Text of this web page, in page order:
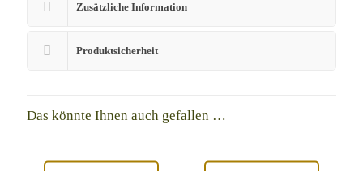
Zusätzliche Information
Produktsicherheit
Das könnte Ihnen auch gefallen …